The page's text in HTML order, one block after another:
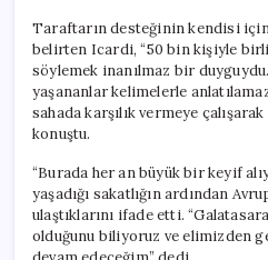
Taraftarın desteğinin kendisi
belirten Icardi, “50 bin kişiyle
söylemek inanılmaz bir
yaşananlar kelimelerle
sahada karşılık vermeye
konuştu.
“Burada her an büyük bir keyif
yaşadığı sakatlığın ardından
ulaştıklarını ifade etti.
olduğunu biliyoruz ve elimizden